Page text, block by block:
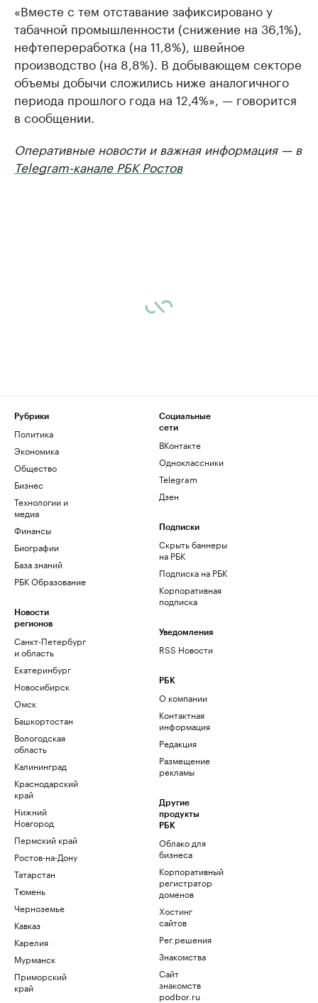
«Вместе с тем отставание зафиксировано у
табачной промышленности (снижение на 36,1%),
нефтепереработка (на 11,8%), швейное
производство (на 8,8%). В добывающем секторе
объемы добычи сложились ниже аналогичного
периода прошлого года на 12,4%», — говорится
в сообщении.
Оперативные новости и важная информация — в
Telegram-канале РБК Ростов
Рубрики
Политика
Экономика
Общество
Бизнес
Технологии и
медиа
Финансы
Биографии
База знаний
РБК Образование
Новости
регионов
Санкт-Петербург
и область
Екатеринбург
Новосибирск
Омск
Башкортостан
Вологодская
область
Калининград
Краснодарский
край
Нижний
Новгород
Пермский край
Ростов-на-Дону
Татарстан
Тюмень
Черноземье
Кавказ
Карелия
Мурманск
Приморский
край
Социальные
сети
ВКонтакте
Одноклассники
Telegram
Дзен
Подписки
Скрыть баннеры
на РБК
Подписка на РБК
Корпоративная
подписка
Уведомления
RSS Новости
РБК
О компании
Контактная
информация
Редакция
Размещение
рекламы
Другие
продукты
РБК
Облако для
бизнеса
Корпоративный
регистратор
доменов
Хостинг
сайтов
Рег.решения
Знакомства
Сайт
знакомств
podbor.ru